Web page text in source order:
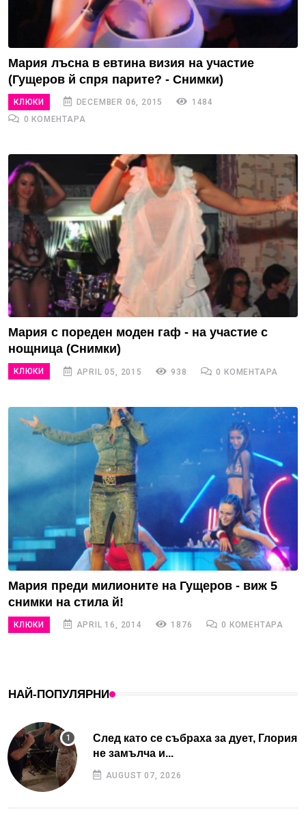
Мария лъсна в евтина визия на участие
(Гущеров й спря парите? - Снимки)
КЛЮКИ DECEMBER 06, 2015
1484
0 КОМЕНТАРА
Мария с пореден моден гаф - на участие с
нощница (Снимки)
КЛЮКИ APRIL 05, 2015 938 0 КОМЕНТАРА
Мария преди милионите на Гущеров - виж 5
снимки на стила й!
КЛЮКИ APRIL 16, 2014 1876 0 КОМЕНТАРА
НАЙ-ПОПУЛЯРНИ
След като се събраха за дует, Глория
не замълча и...
AUGUST 07, 2026